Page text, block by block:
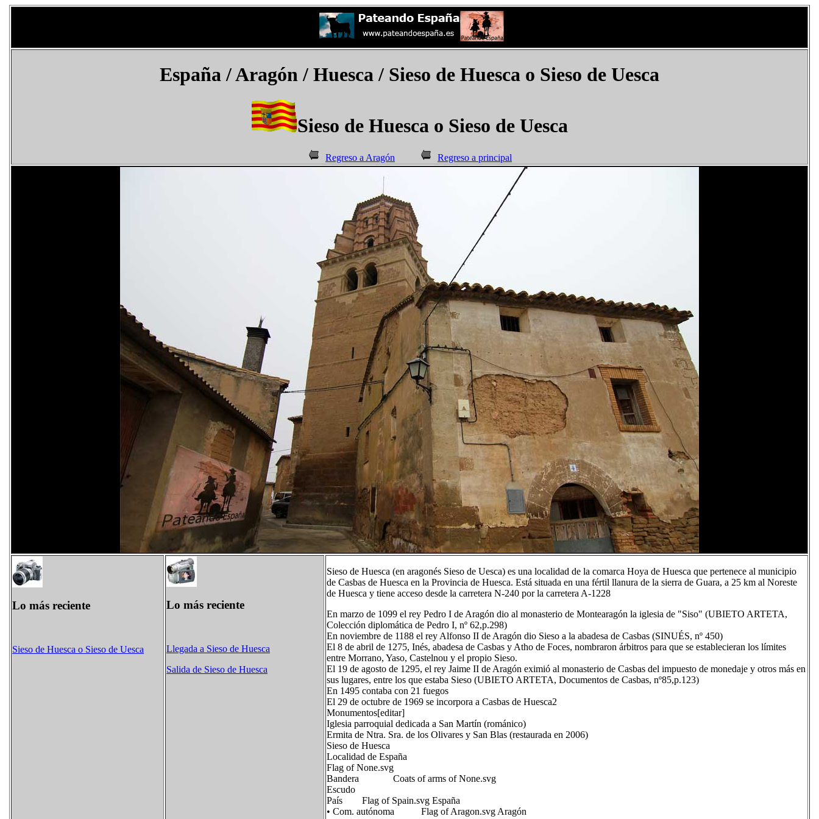
España/ Aragón / Huesca / Sieso de Huesca o Sieso de Uesca
Sieso de Huesca o Sieso de Uesca
Regreso a Aragón Regreso a principal
Lo más reciente
Sieso de Huesca o Sieso de Uesca
Lo más reciente
Llegada a Sieso de Huesca
Salida de Sieso de Huesca
Sieso de Huesca (en aragonés Sieso de Uesca) es una localidad de la comarca Hoya de Huesca que pertenece al municipio
de Casbas de Huesca en la Provincia de Huesca. Está situada en una fértil llanura de la sierra de Guara, a 25 km al Noreste
de Huesca y tiene acceso desde la carretera N-240 por la carretera A-1228
En marzo de 1099 el rey Pedro I de Aragón dio al monasterio de Montearagón la iglesia de "Siso" (UBIETO ARTETA,
Colección diplomática de Pedro I, nº 62,p.298)
En noviembre de 1188 el rey Alfonso II de Aragón dio Sieso a la abadesa de Casbas (SINUÉS, nº 450)
El 8 de abril de 1275, Inés, abadesa de Casbas y Atho de Foces, nombraron árbitros para que se establecieran los límites
entre Morrano, Yaso, Castelnou y el propio Sieso.
El 19 de agosto de 1295, el rey Jaime II de Aragón eximió al monasterio de Casbas del impuesto de monedaje y otros más en
sus lugares, entre los que estaba Sieso (UBIETO ARTETA, Documentos de Casbas, nº85,p.123)
En 1495 contaba con 21 fuegos
El 29 de octubre de 1969 se incorpora a Casbas de Huesca2
Monumentos[editar]
Iglesia parroquial dedicada a San Martín (románico)
Ermita de Ntra. Sra. de los Olivares y San Blas (restaurada en 2006)
Sieso de Huesca
Localidad de España
Flag of None.svg
Bandera Coats of arms of None.svg
Escudo
País Flag of Spain.svg España
• Com. autónoma Flag of Aragon.svg Aragón